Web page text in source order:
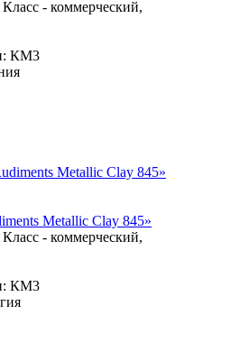
Класс - коммерческий,
КМ3
Metallic Clay 845»
Класс - коммерческий,
КМ3